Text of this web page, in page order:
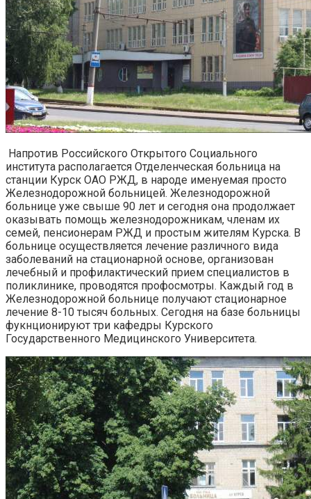
Напротив Российского Открытого Социального
института располагается Отделенческая больница на
станции Курск ОАО РЖД, в народе именуемая просто
Железнодорожной больницей. Железнодорожной
больнице уже свыше 90 лет и сегодня она продолжает
оказывать помощь железнодорожникам, членам их
семей, пенсионерам РЖД и простым жителям Курска. В
больнице осуществляется лечение различного вида
заболеваний на стационарной основе, организован
лечебный и профилактический прием специалистов в
поликлинике, проводятся профосмотры. Каждый год в
Железнодорожной больнице получают стационарное
лечение 8-10 тысяч больных. Сегодня на базе больницы
фукнционируют три кафедры Курского
Государственного Медицинского Университета.